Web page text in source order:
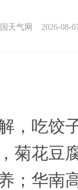
天气网 2026-08-
，吃饺
菊花豆
；华南